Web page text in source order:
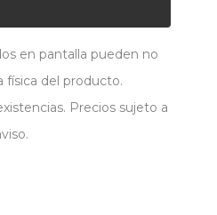
en pantalla pueden no
física del producto.
Precios sujeto a